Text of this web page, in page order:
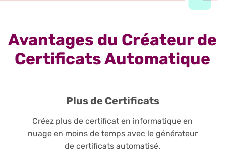
Avantages du Créateur de
Certificats Automatique
Plus de Certificats
Créez plus de certificat en informatique en
nuage en moins de temps avec le générateur
de certificats automatisé.